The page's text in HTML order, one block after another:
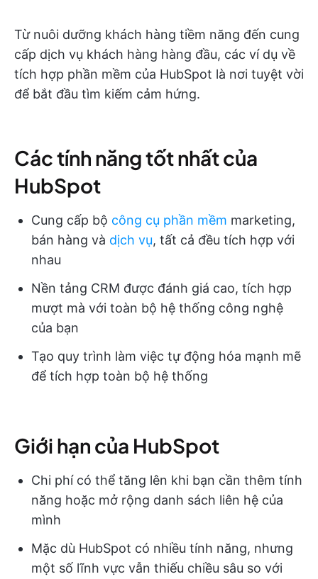
Từ nuôi dưỡng khách hàng tiềm năng đến cung
cấp dịch vụ khách hàng hàng đầu, các ví dụ về
tích hợp phần mềm của HubSpot là nơi tuyệt vời
để bắt đầu tìm kiếm cảm hứng.
Các tính năng tốt nhất của
HubSpot
Cung cấp bộ công cụ phần mềm marketing,
bán hàng và dịch vụ, tất cả đều tích hợp với
nhau
Nền tảng CRM được đánh giá cao, tích hợp
mượt mà với toàn bộ hệ thống công nghệ
của bạn
Tạo quy trình làm việc tự động hóa mạnh mẽ
để tích hợp toàn bộ hệ thống
Giới hạn của HubSpot
Chi phí có thể tăng lên khi bạn cần thêm tính
năng hoặc mở rộng danh sách liên hệ của
mình
Mặc dù HubSpot có nhiều tính năng, nhưng
một số lĩnh vực vẫn thiếu chiều sâu so với